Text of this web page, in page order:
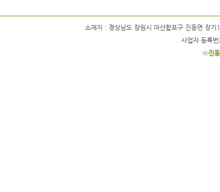
소재지 : 경상남도 창원시 마산합포구 진동면
사업자 등록
ⓒ진